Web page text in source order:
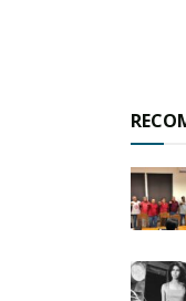
A esta reunión –
representantes
policiacos y de